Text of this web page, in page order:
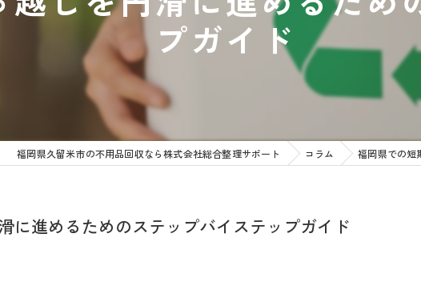
プガイド
福岡県久留米市の不用品回収なら株式会社総合整理サポート コラム 福岡県での短
に進めるためのステップバイステップガイド